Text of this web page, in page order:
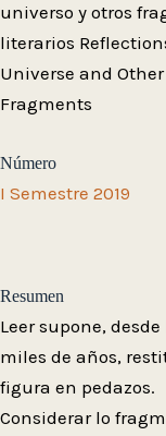
universo y otros
literarios
Universe and
Fragments
Número
I Semestre 2019
Resumen
Leer supone,
miles de años,
figura en pedazos.
Considerar lo